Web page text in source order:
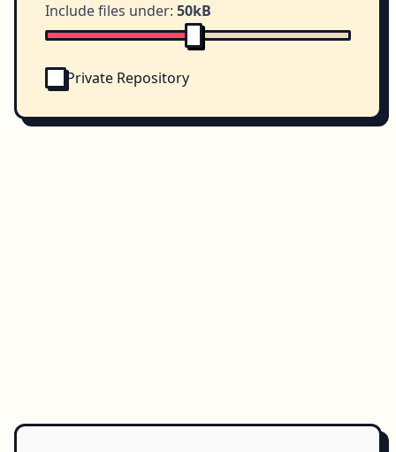
Include files under: 50kB
Private Repository